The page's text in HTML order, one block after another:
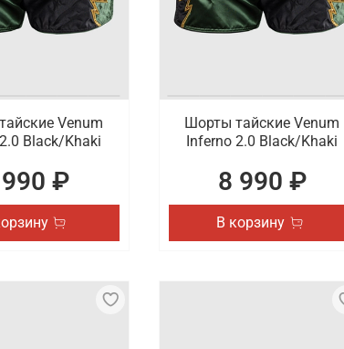
Venum
Black/Khaki
₽
Шорты тайские Venum
Inferno 2.0 Black/Khaki
8 990 ₽
В корзину